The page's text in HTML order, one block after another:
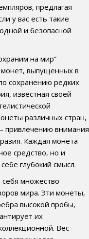
предлагая
у вас есть такие
и безопасной
на мир”
выпущенных в
сохранению редких
известная своей
различных стран,
привлечению внимания
Каждая монета
средство, но и
глубокий смысл.
себя множество
мира. Эти монеты,
высокой пробы,
их
Вес